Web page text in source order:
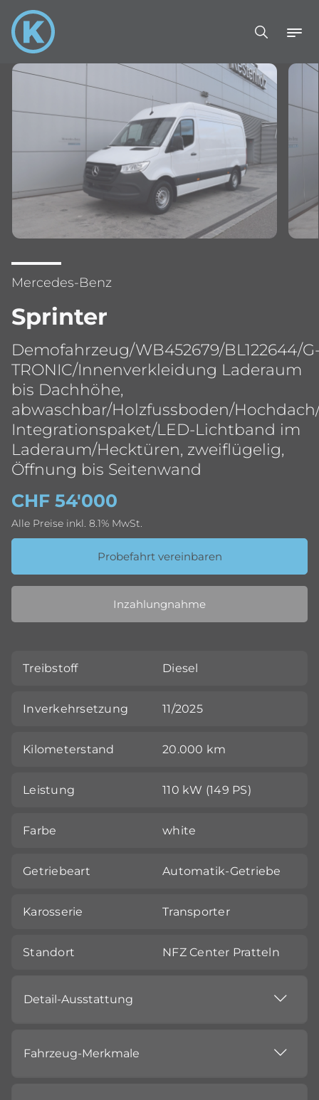
Mercedes-Benz
Sprinter
Demofahrzeug/WB452679/BL122644/
TRONIC/Innenverkleidung Laderaum
bis Dachhöhe,
abwaschbar/Holzfussboden/
Integrationspaket/LED-Lichtband im
Laderaum/Hecktüren, zweiflügelig,
Öffnung bis Seitenwand
CHF 54'000
Alle Preise inkl. 8.1% MwSt.
Probefahrt vereinbaren
Inzahlungnahme
Treibstoff Diesel
Inverkehrsetzung 11/2025
Kilometerstand 20.000 km
Leistung 110 kW (149 PS)
Farbe white
Getriebeart Automatik-Getriebe
Karosserie Transporter
Standort NFZ Center Pratteln
Detail-Ausstattung
Fahrzeug-Merkmale